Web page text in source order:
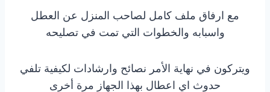
مع ارفاق ملف كامل لصاحب المنزل عن العطل
واسبابه والخطوات التي تمت في تصليحه
ويتركون في نهاية الأمر نصائح وارشادات لكيفية تلفي
حدوث اي اعطال بهذا الجهاز مرة أخرى